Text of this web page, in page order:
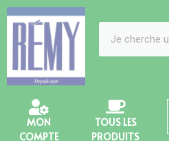
MON
COMPTE
TOUS LES
PRODUITS